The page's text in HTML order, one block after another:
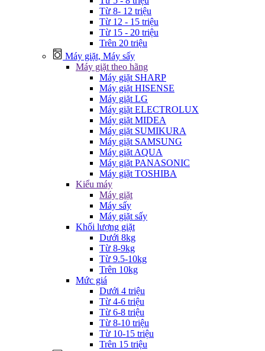
Từ 8- 12 triệu
Từ 12 - 15 triệu
Từ 15 - 20 triệu
Trên 20 triệu
Máy giặt, Máy sấy
Máy giặt theo hãng
Máy giặt SHARP
Máy giặt HISENSE
Máy giặt LG
Máy giặt ELECTROLUX
Máy giặt MIDEA
Máy giặt SUMIKURA
Máy giặt SAMSUNG
Máy giặt AQUA
Máy giặt PANASONIC
Máy giặt TOSHIBA
Kiểu máy
Máy giặt
Máy sấy
Máy giặt sấy
Khối lượng giặt
Dưới 8kg
Từ 8-9kg
Từ 9.5-10kg
Trên 10kg
Mức giá
Dưới 4 triệu
Từ 4-6 triệu
Từ 6-8 triệu
Từ 8-10 triệu
Từ 10-15 triệu
Trên 15 triệu